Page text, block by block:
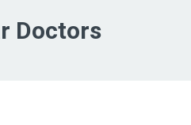
Doctors